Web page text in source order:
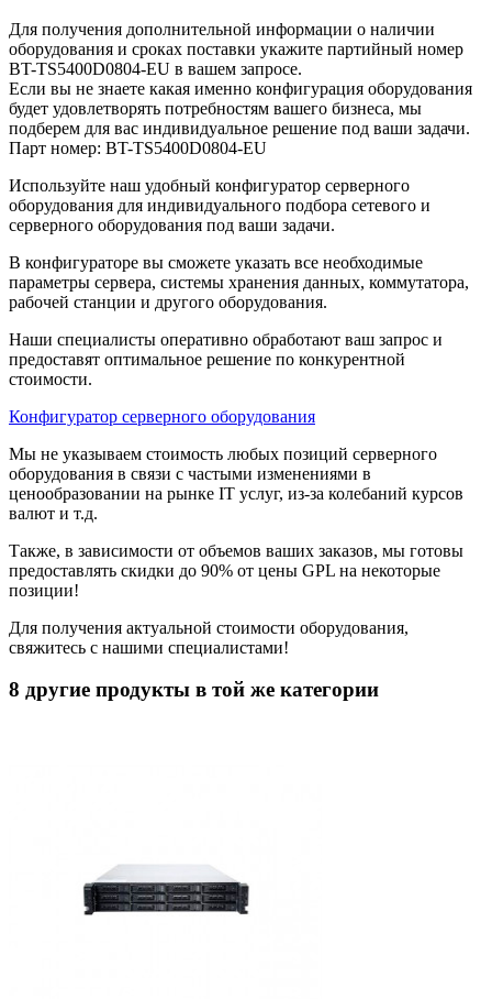
Для получения дополнительной информации о наличии
оборудования и сроках поставки укажите партийный номер
BT-TS5400D0804-EU в вашем запросе.
Если вы не знаете какая именно конфигурация оборудования
будет удовлетворять потребностям вашего бизнеса, мы
подберем для вас индивидуальное решение под ваши задачи.
Парт номер: BT-TS5400D0804-EU
Используйте наш удобный конфигуратор серверного
оборудования для индивидуального подбора сетевого и
серверного оборудования под ваши задачи.
В конфигураторе вы сможете указать все необходимые
параметры сервера, системы хранения данных, коммутатора,
рабочей станции и другого оборудования.
Наши специалисты оперативно обработают ваш запрос и
предоставят оптимальное решение по конкурентной
стоимости.
Конфигуратор серверного оборудования
Мы не указываем стоимость любых позиций серверного
оборудования в связи с частыми изменениями в
ценообразовании на рынке IT услуг, из-за колебаний курсов
валют и т.д.
Также, в зависимости от объемов ваших заказов, мы готовы
предоставлять скидки до 90% от цены GPL на некоторые
позиции!
Для получения актуальной стоимости оборудования,
свяжитесь с нашими специалистами!
8 другие продукты в той же категории